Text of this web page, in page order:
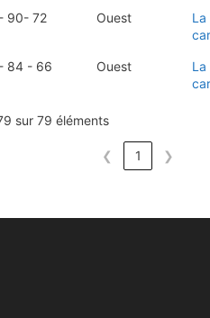
90- 72 Ouest
La
84 - 66 Ouest
La
sur 79 éléments
❮ 1 ❯